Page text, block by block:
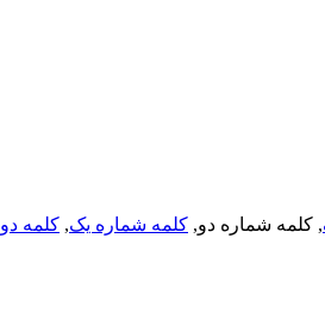
, کلمه شماره دو, کلمه شماره یک, کلمه دو